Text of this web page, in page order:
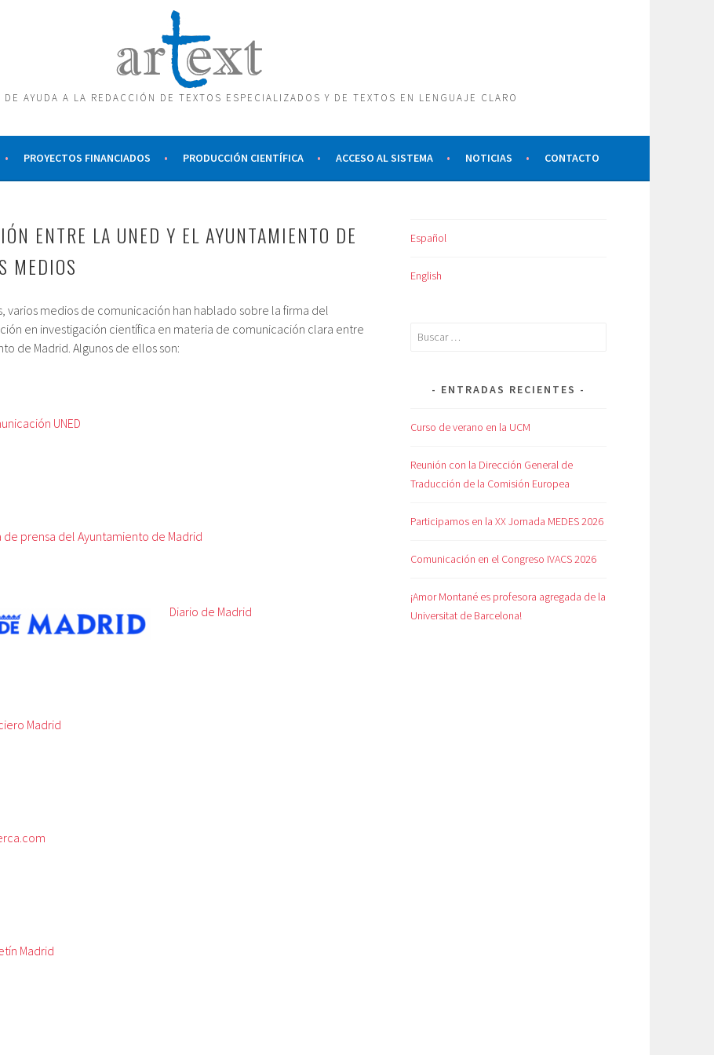
AYUDA A LA REDACCIÓN DE TEXTOS ESPECIALIZADOS Y DE TEXTOS EN LENGUAJE CLARO
PROYECTOS FINANCIADOS PRODUCCIÓN CIENTÍFICA ACCESO AL SISTEMA NOTICIAS CONTACTO
ENTRE LA UNED Y EL AYUNTAMIENTO DE
MEDIOS
varios medios de comunicación han hablado sobre la firma del
en investigación científica en materia de comunicación clara entre
de Madrid. Algunos de ellos son:
UNED
de prensa del Ayuntamiento de Madrid
Diario de Madrid
Madrid
Madrid
Español
English
Buscar:
ENTRADAS RECIENTES
Curso de verano en la UCM
Reunión con la Dirección General de
Traducción de la Comisión Europea
Participamos en la XX Jornada MEDES 2026
Comunicación en el Congreso IVACS 2026
¡Amor Montané es profesora agregada de la
Universitat de Barcelona!